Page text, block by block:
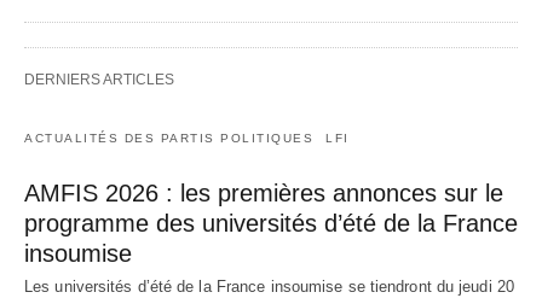
DERNIERS ARTICLES
ACTUALITÉS DES PARTIS POLITIQUES LFI
AMFIS 2026 : les premières annonces sur le
programme des universités d’été de la France
insoumise
Les universités d’été de la France insoumise se tiendront du jeudi 20